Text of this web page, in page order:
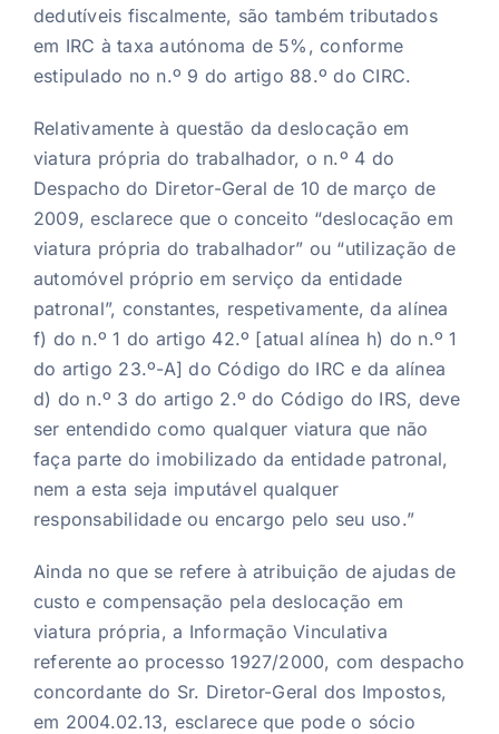
dedutíveis fiscalmente, são também tributados
em IRC à taxa autónoma de 5%, conforme
estipulado no n.º 9 do artigo 88.º do CIRC.
Relativamente à questão da deslocação em
viatura própria do trabalhador, o n.º 4 do
Despacho do Diretor-Geral de 10 de março de
2009, esclarece que o conceito “deslocação em
viatura própria do trabalhador” ou “utilização de
automóvel próprio em serviço da entidade
patronal”, constantes, respetivamente, da alínea
f) do n.º 1 do artigo 42.º [atual alínea h) do n.º 1
do artigo 23.º-A] do Código do IRC e da alínea
d) do n.º 3 do artigo 2.º do Código do IRS, deve
ser entendido como qualquer viatura que não
faça parte do imobilizado da entidade patronal,
nem a esta seja imputável qualquer
responsabilidade ou encargo pelo seu uso.”
Ainda no que se refere à atribuição de ajudas de
custo e compensação pela deslocação em
viatura própria, a Informação Vinculativa
referente ao processo 1927/2000, com despacho
concordante do Sr. Diretor-Geral dos Impostos,
em 2004.02.13, esclarece que pode o sócio